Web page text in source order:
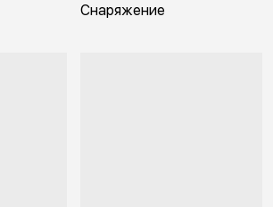
Снаряжение